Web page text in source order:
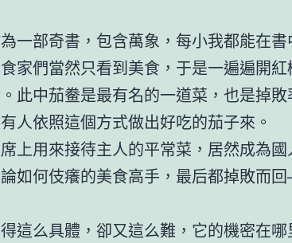
為一部奇書，包含萬象，每小我都能在
家們當然只看到美食，于是一遍遍開
此中茄鲞是最有名的一道菜，也是掉
依照這個方式做出好吃的茄子來。
上用來接待主人的平常菜，居然成為
如何伎癢的美食高手，最后都掉敗而
這么具體，卻又這么難，它的機密在